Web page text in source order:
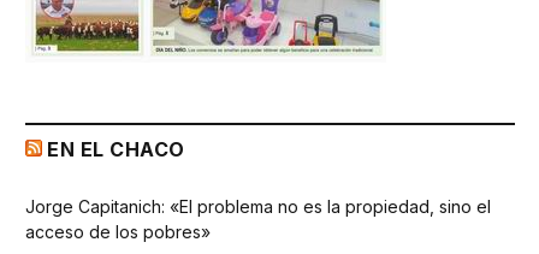
EN EL CHACO
Jorge Capitanich: «El problema no es la propiedad, sino el
acceso de los pobres»